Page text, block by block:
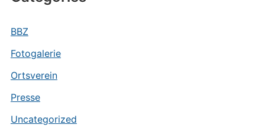
BBZ
Fotogalerie
Ortsverein
Presse
Uncategorized